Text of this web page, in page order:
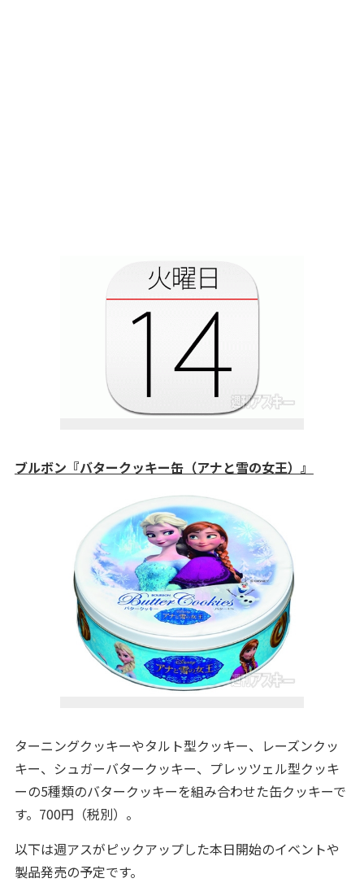
ブルボン『バタークッキー缶（アナと雪の女王）』
ターニングクッキーやタルト型クッキー、レーズンクッ
キー、シュガーバタークッキー、プレッツェル型クッキ
ーの5種類のバタークッキーを組み合わせた缶クッキーで
す。700円（税別）。
以下は週アスがピックアップした本日開始のイベントや
製品発売の予定です。